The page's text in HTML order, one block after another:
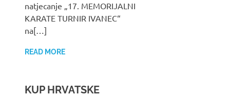
natjecanje „17. MEMORIJALNI
KARATE TURNIR IVANEC“
na[…]
READ MORE
KUP HRVATSKE